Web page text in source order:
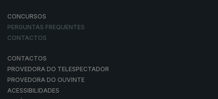
CONCURSOS
PERGUNTAS FREQUENTES
CONTACTOS
CONTACTOS
PROVEDORA DO TELESPECTADOR
PROVEDORA DO OUVINTE
ACESSIBILIDADES